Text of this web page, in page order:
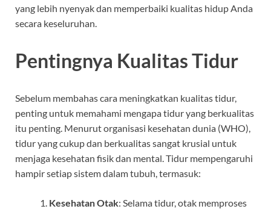
yang lebih nyenyak dan memperbaiki kualitas hidup Anda
secara keseluruhan.
Pentingnya Kualitas Tidur
Sebelum membahas cara meningkatkan kualitas tidur,
penting untuk memahami mengapa tidur yang berkualitas
itu penting. Menurut organisasi kesehatan dunia (WHO),
tidur yang cukup dan berkualitas sangat krusial untuk
menjaga kesehatan fisik dan mental. Tidur mempengaruhi
hampir setiap sistem dalam tubuh, termasuk:
Kesehatan Otak: Selama tidur, otak memproses